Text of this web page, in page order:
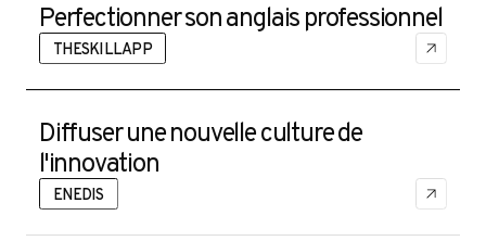
Perfectionner son anglais professionnel
THESKILLAPP
Diffuser une nouvelle culture de
l'innovation
ENEDIS